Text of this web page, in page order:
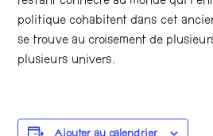
politique cohabitent dans cet
se trouve au croisement de
plusieurs univers.